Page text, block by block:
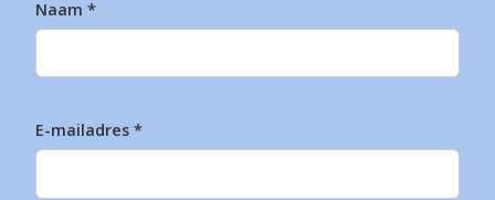
Naam *
E-mailadres *